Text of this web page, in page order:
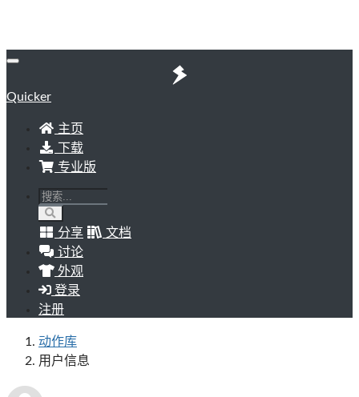
Quicker
主页
下载
专业版
分享
文档
讨论
外观
登录
注册
动作库
用户信息